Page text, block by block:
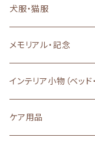
ドライフード
ウェットフード
キャットフード
ドライフード
ウェットフード
おやつ
あまざけ
ヤギミルク
特別な日のご馳走
栄養補助・サプリメント
犬のおもちゃ
猫のおもちゃ
犬服・猫服
背中開き
Dカン付き・ハーネス
Ｔシャツ、キャミソール
メモリアル・記念
インテリア小物（ベッド
ケア用品